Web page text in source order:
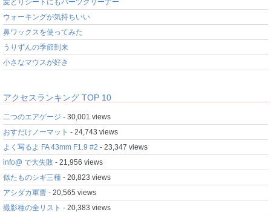
ウォーキングが気持ちいい
鼻ワックスを使ってみた
うりずんの季節到来
小さなマウスが好き
アクセスランキング TOP 10
二つのエアゲージ - 30,001 views
おすだけノーマット - 24,743 views
よく写るよ FA 43mm F1.9 #2 - 23,347 views
info@ で大失敗 - 21,956 views
似たものシギ三種 - 20,823 views
アシダカ軍曹 - 20,565 views
撮影種の全リスト - 20,383 views